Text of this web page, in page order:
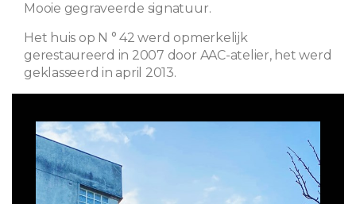
Mooie gegraveerde signatuur.
Het huis op N ° 42 werd opmerkelijk
gerestaureerd in 2007 door AAC-atelier, het werd
geklasseerd in april 2013.